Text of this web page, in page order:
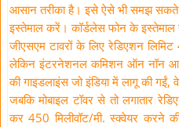
आसान तरीका है। इसे ऐसे भी समझ
इस्तेमाल करें। कॉर्डलेस फोन के
जीएसएम टावरों के लिए रेडिएशन
लेकिन इंटरनेशनल कमिशन ऑन नॉन
की गाइडलाइंस जो इंडिया में लागू की
जबकि मोबाइल टॉवर से तो लगातार
कर 450 मिलीवॉट/मी. स्क्वेयर करने